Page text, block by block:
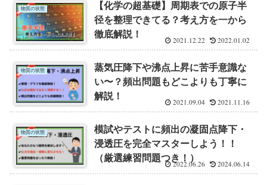
物質の状態
【化学の超基礎】周期表での原子半
径を整理できてる？考え方を一から
徹底解説！
2021.12.22 2022.01.02
物質の状態
蒸気圧降下や沸点上昇に苦手意識な
い〜？頻出問題もどこよりも丁寧に
解説！
2021.09.04 2021.11.16
物質の状態
模試やテストに頻出の凝固点降下・
浸透圧を完全マスターしよう！！
（厳選練習問題つき！）
2022.06.26 2024.06.14